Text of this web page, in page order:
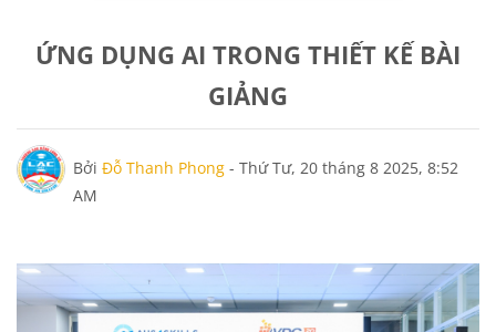
ỨNG DỤNG AI TRONG THIẾT KẾ BÀI
GIẢNG
BởiĐỗ Thanh Phong -Thứ Tư, 20 tháng 8 2025, 8:52
AM
Số lượng các câu trả lời: 0